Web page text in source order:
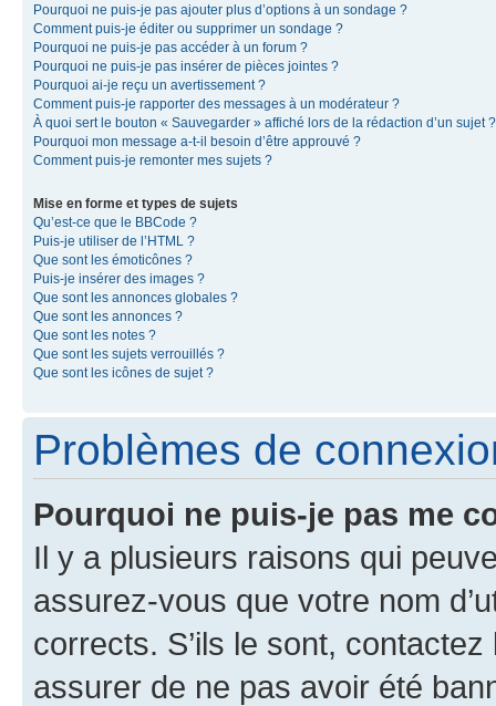
Pourquoi ne puis-je pas ajouter plus d’options à un sondage ?
Comment puis-je éditer ou supprimer un sondage ?
Pourquoi ne puis-je pas accéder à un forum ?
Pourquoi ne puis-je pas insérer de pièces jointes ?
Pourquoi ai-je reçu un avertissement ?
Comment puis-je rapporter des messages à un modérateur ?
À quoi sert le bouton « Sauvegarder » affiché lors de la rédaction d’un sujet ?
Pourquoi mon message a-t-il besoin d’être approuvé ?
Comment puis-je remonter mes sujets ?
Mise en forme et types de sujets
Qu’est-ce que le BBCode ?
Puis-je utiliser de l’HTML ?
Que sont les émoticônes ?
Puis-je insérer des images ?
Que sont les annonces globales ?
Que sont les annonces ?
Que sont les notes ?
Que sont les sujets verrouillés ?
Que sont les icônes de sujet ?
Problèmes de
Pourquoi ne puis-je pas me
Il y a plusieurs raisons qui
assurez-vous que votre nom
corrects. S’ils le sont,
assurer de ne pas avoir été